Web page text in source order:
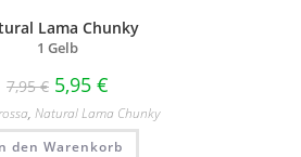
Lama Chunky
1 Gelb
7,95€ 5,95 €
, Natural Lama Chunky
den Warenkorb